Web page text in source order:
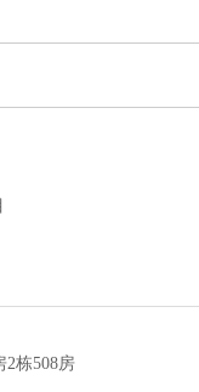
2栋508房